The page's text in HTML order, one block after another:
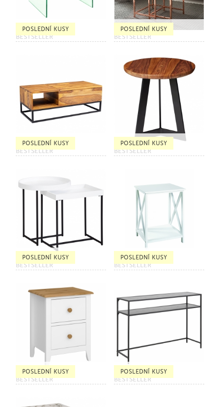
POSLEDNÍ KUSY
BESTSELLER
POSLEDNÍ KUSY
BESTSELLER
POSLEDNÍ KUSY
BESTSELLER
POSLEDNÍ KUSY
BESTSELLER
POSLEDNÍ KUSY
BESTSELLER
POSLEDNÍ KUSY
BESTSELLER
POSLEDNÍ KUSY
BESTSELLER
POSLEDNÍ KUSY
BESTSELLER